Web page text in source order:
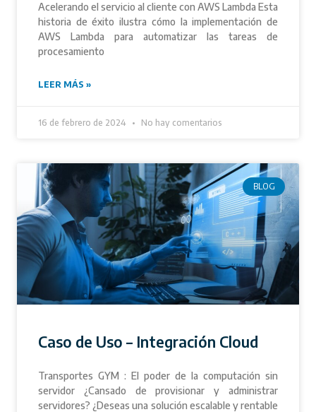
Acelerando el servicio al cliente con AWS Lambda Esta
historia de éxito ilustra cómo la implementación de
AWS Lambda para automatizar las tareas de
procesamiento
LEER MÁS »
16 de febrero de 2024 No hay comentarios
BLOG
Caso de Uso – Integración Cloud
Transportes GYM : El poder de la computación sin
servidor ¿Cansado de provisionar y administrar
servidores? ¿Deseas una solución escalable y rentable